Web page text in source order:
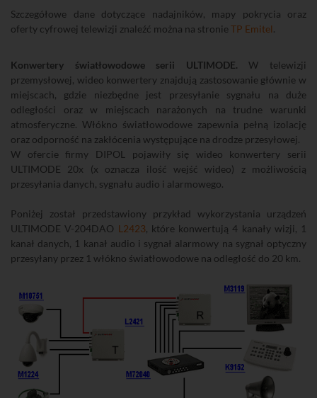
Szczegółowe dane dotyczące nadajników, mapy pokrycia oraz
oferty cyfrowej telewizji znaleźć można na stronieTP Emitel.
Konwertery światłowodowe serii ULTIMODE. W telewizji
przemysłowej, wideo konwertery znajdują zastosowanie głównie w
miejscach, gdzie niezbędne jest przesyłanie sygnału na duże
odległości oraz w miejscach narażonych na trudne warunki
atmosferyczne. Włókno światłowodowe zapewnia pełną izolację
oraz odporność na zakłócenia występujące na drodze przesyłowej.
W ofercie firmy DIPOL pojawiły się wideo konwertery serii
ULTIMODE 20x (x oznacza ilość wejść wideo) z możliwością
przesyłania danych, sygnału audio i alarmowego.
Poniżej został przedstawiony przykład wykorzystania urządzeń
ULTIMODE V-204DAO L2423, które konwertują 4 kanały wizji, 1
kanał danych, 1 kanał audio i sygnał alarmowy na sygnał optyczny
przesyłany przez 1 włókno światłowodowe na odległość do 20 km.